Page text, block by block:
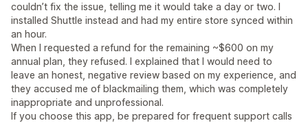
couldn’t fix the issue, telling me it would take a day or two. I
installed Shuttle instead and had my entire store synced within
an hour.
When I requested a refund for the remaining ~$600 on my
annual plan, they refused. I explained that I would need to
leave an honest, negative review based on my experience, and
they accused me of blackmailing them, which was completely
inappropriate and unprofessional.
If you choose this app, be prepared for frequent support calls